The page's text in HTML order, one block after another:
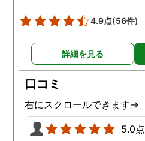
4.9点(56件)
詳細を見る
口コミ
右にスクロールできます→
5.0点